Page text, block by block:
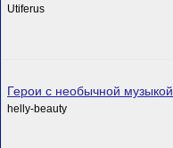
Utiferus
Герои с необычной музыкой
helly-beauty